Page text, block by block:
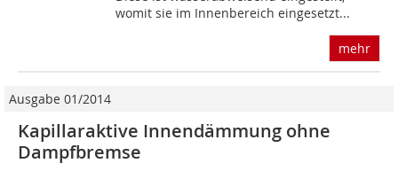
womit sie im Innenbereich eingesetzt...
mehr
Ausgabe 01/2014
Kapillaraktive Innendämmung ohne
Dampfbremse